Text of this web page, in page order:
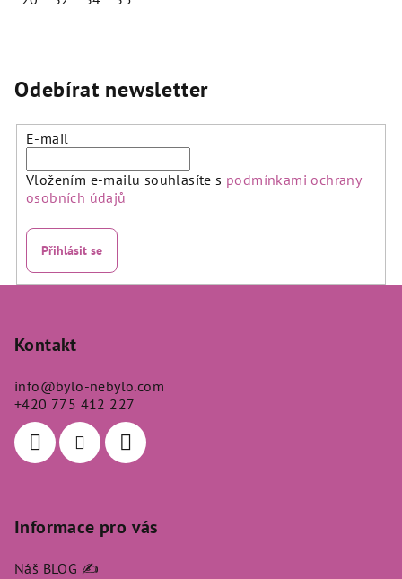
Odebírat newsletter
E-mail
Vložením e-mailu souhlasíte s podmínkami ochrany
osobních údajů
Přihlásit se
Kontakt
info@bylo-nebylo.com
+420 775 412 227
Informace pro vás
Náš BLOG ✍️